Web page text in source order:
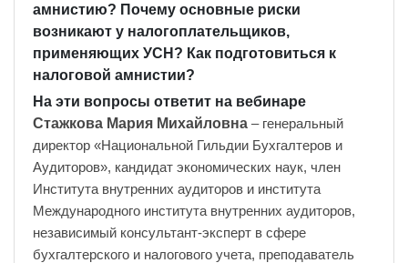
амнистию? Почему основные риски
возникают у налогоплательщиков,
применяющих УСН? Как подготовиться к
налоговой амнистии?
На эти вопросы ответит на вебинаре
Стажкова Мария Михайловна – генеральный
директор «Национальной Гильдии Бухгалтеров и
Аудиторов», кандидат экономических наук, член
Института внутренних аудиторов и института
Международного института внутренних аудиторов,
независимый консультант-эксперт в сфере
бухгалтерского и налогового учета, преподаватель